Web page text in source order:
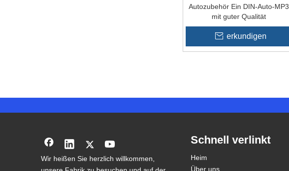
Autozubehör Ein DIN-Auto-MP3
mit guter Qualität
erkundigen
Wir heißen Sie herzlich willkommen,
Schnell verlinkt
Heim
Über uns